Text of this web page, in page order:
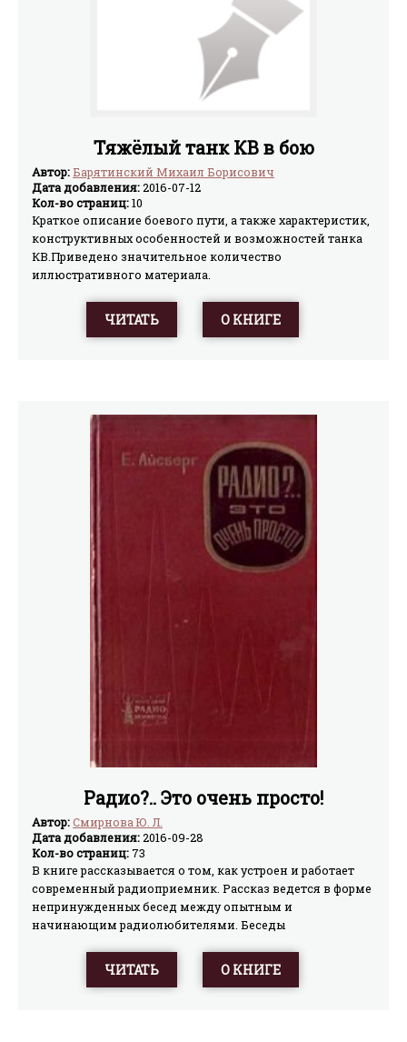
Тяжёлый танк КВ в бою
Автор:Барятинский Михаил Борисович
Дата добавления:2016-07-12
Кол-во страниц:10
Краткое описание боевого пути, а также характеристик,
конструктивных особенностей и возможностей танка
КВ.Приведено значительное количество
иллюстративного материала.
ЧИТАТЬ О КНИГЕ
Радио?.. Это очень просто!
Автор:Смирнова Ю. Л.
Дата добавления:2016-09-28
Кол-во страниц: 73
В книге рассказывается о том, как устроен и работает
современный радиоприемник. Рассказ ведется в форме
непринужденных бесед между опытным и
начинающим радиолюбителями. Беседы
Рассчитана книга на широкий круг читателей,
желающих ознакомиться с радиотехникой.
ЧИТАТЬ О КНИГЕ